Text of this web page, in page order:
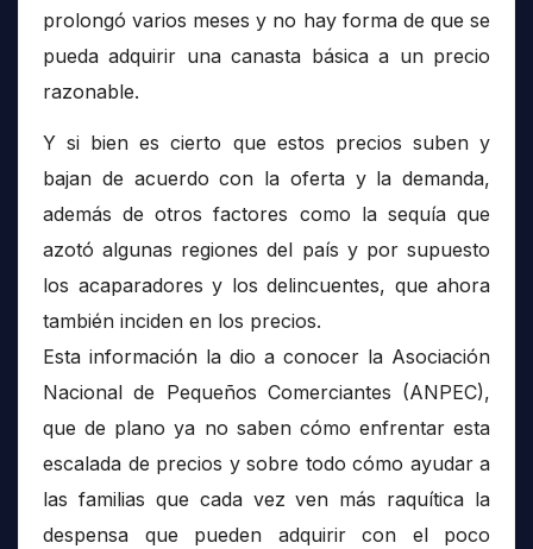
prolongó varios meses y no hay forma de que se
pueda adquirir una canasta básica a un precio
razonable.
Y si bien es cierto que estos precios suben y
bajan de acuerdo con la oferta y la demanda,
además de otros factores como la sequía que
azotó algunas regiones del país y por supuesto
los acaparadores y los delincuentes, que ahora
también inciden en los precios.
Esta información la dio a conocer la Asociación
Nacional de Pequeños Comerciantes (ANPEC),
que de plano ya no saben cómo enfrentar esta
escalada de precios y sobre todo cómo ayudar a
las familias que cada vez ven más raquítica la
despensa que pueden adquirir con el poco